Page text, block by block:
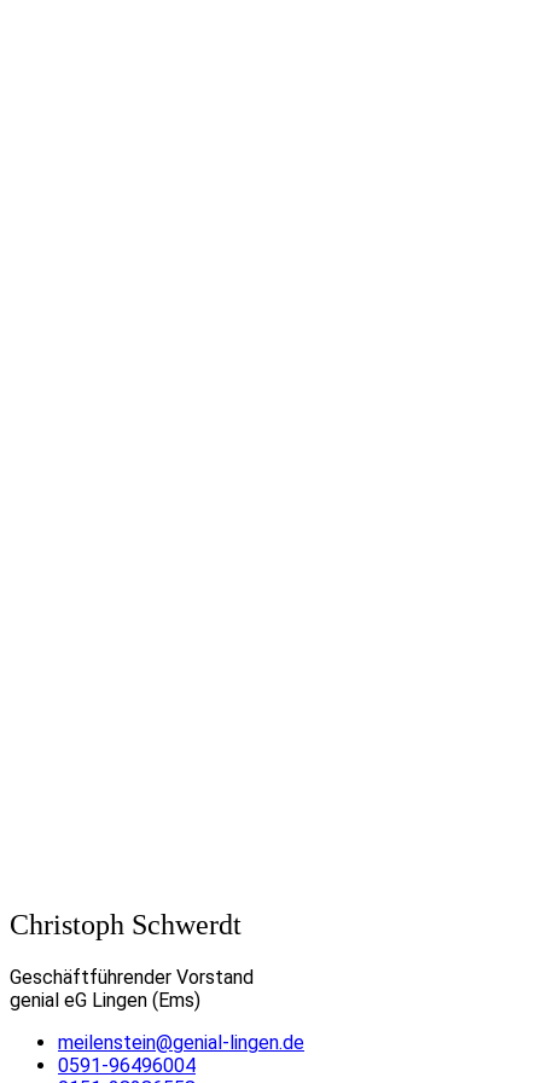
Christoph Schwerdt
Geschäftführender Vorstand
genial eG Lingen (Ems)
meilenstein@genial-lingen.de
0591-96496004